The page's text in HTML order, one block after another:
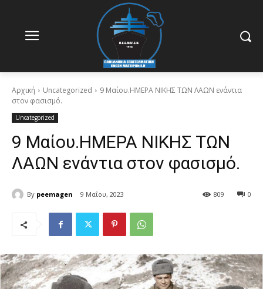
Αρχική Uncategorized
9 Μαίου.ΗΜΕΡΑ ΝΙΚΗΣ ΤΩΝ ΛΑΩΝ ενάντια
στον φασισμό.
Uncategorized
9 Μαίου.ΗΜΕΡΑ ΝΙΚΗΣ ΤΩΝ
ΛΑΩΝ ενάντια στον φασισμό.
By peemagen 9 Μαΐου, 2023 0
809